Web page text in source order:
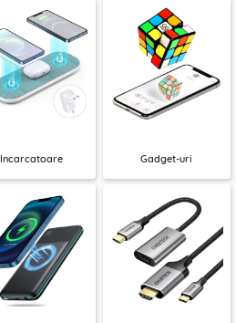
Incarcatoare Gadget-uri